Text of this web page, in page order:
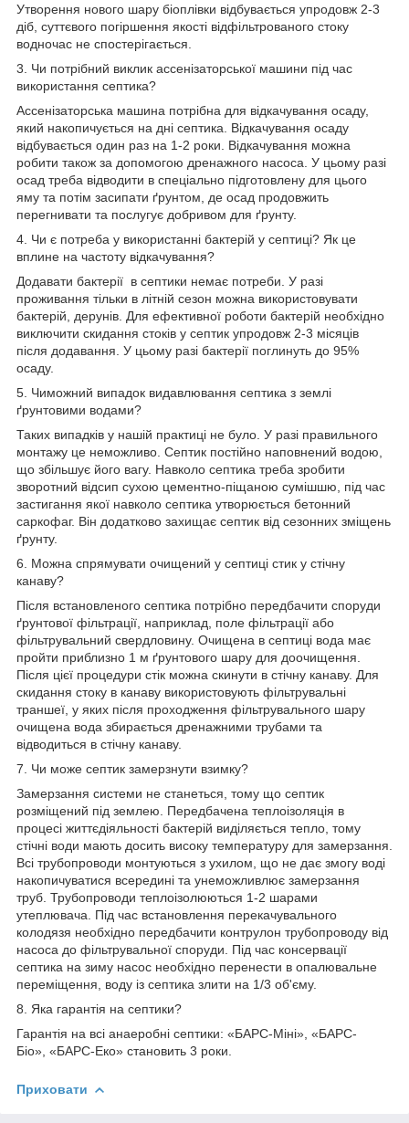
Утворення нового шару біоплівки відбувається упродовж 2-3
діб, суттєвого погіршення якості відфільтрованого стоку
водночас не спостерігається.
3. Чи потрібний виклик ассенізаторської машини під час
використання септика?
Ассенізаторська машина потрібна для відкачування осаду,
який накопичується на дні септика. Відкачування осаду
відбувається один раз на 1-2 роки. Відкачування можна
робити також за допомогою дренажного насоса. У цьому разі
осад треба відводити в спеціально підготовлену для цього
яму та потім засипати ґрунтом, де осад продовжить
перегнивати та послугує добривом для ґрунту.
4. Чи є потреба у використанні бактерій у септиці? Як це
вплине на частоту відкачування?
Додавати бактерії в септики немає потреби. У разі
проживання тільки в літній сезон можна використовувати
бактерій, дерунів. Для ефективної роботи бактерій необхідно
виключити скидання стоків у септик упродовж 2-3 місяців
після додавання. У цьому разі бактерії поглинуть до 95%
осаду.
5. Чиможний випадок видавлювання септика з землі
ґрунтовими водами?
Таких випадків у нашій практиці не було. У разі правильного
монтажу це неможливо. Септик постійно наповнений водою,
що збільшує його вагу. Навколо септика треба зробити
зворотний відсип сухою цементно-піщаною сумішшю, під час
застигання якої навколо септика утворюється бетонний
саркофаг. Він додатково захищає септик від сезонних зміщень
ґрунту.
6. Можна спрямувати очищений у септиці стик у стічну
канаву?
Після встановленого септика потрібно передбачити споруди
ґрунтової фільтрації, наприклад, поле фільтрації або
фільтрувальний свердловину. Очищена в септиці вода має
пройти приблизно 1 м ґрунтового шару для доочищення.
Після цієї процедури стік можна скинути в стічну канаву. Для
скидання стоку в канаву використовують фільтрувальні
траншеї, у яких після проходження фільтрувального шару
очищена вода збирається дренажними трубами та
відводиться в стічну канаву.
7. Чи може септик замерзнути взимку?
Замерзання системи не станеться, тому що септик
розміщений під землею. Передбачена теплоізоляція в
процесі життєдіяльності бактерій виділяється тепло, тому
стічні води мають досить високу температуру для замерзання.
Всі трубопроводи монтуються з ухилом, що не дає змогу воді
накопичуватися всередині та унеможливлює замерзання
труб. Трубопроводи теплоізолюються 1-2 шарами
утеплювача. Під час встановлення перекачувального
колодязя необхідно передбачити контрулон трубопроводу від
насоса до фільтрувальної споруди. Під час консервації
септика на зиму насос необхідно перенести в опалювальне
переміщення, воду із септика злити на 1/3 об'єму.
8. Яка гарантія на септики?
Гарантія на всі анаеробні септики: «БАРС-Міні», «БАРС-
Біо», «БАРС-Еко» становить 3 роки.
Приховати